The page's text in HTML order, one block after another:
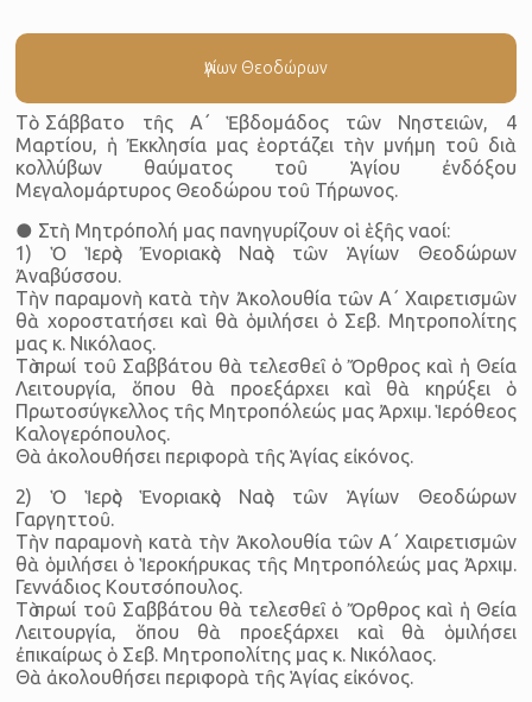
Ἁγίων Θεοδώρων
Τὸ Σάββατο τῆς Α΄ Ἑβδομάδος τῶν Νηστειῶν, 4
Μαρτίου, ἡ Ἐκκλησία μας ἑορτάζει τὴν μνήμη τοῦ διὰ
κολλύβων θαύματος τοῦ Ἁγίου ἐνδόξου
Μεγαλομάρτυρος Θεοδώρου τοῦ Τήρωνος.
● Στὴ Μητρόπολή μας πανηγυρίζουν οἱ ἑξῆς ναοί:
1) Ὁ Ἱερὸς Ἐνοριακὸς Ναὸς τῶν Ἁγίων Θεοδώρων
Ἀναβύσσου.
Τὴν παραμονὴ κατὰ τὴν Ἀκολουθία τῶν Α΄ Χαιρετισμῶν
θὰ χοροστατήσει καὶ θὰ ὁμιλήσει ὁ Σεβ. Μητροπολίτης
μας κ. Νικόλαος.
Τὸ πρωί τοῦ Σαββάτου θὰ τελεσθεῖ ὁ Ὄρθρος καὶ ἡ Θεία
Λειτουργία, ὅπου θὰ προεξάρχει καὶ θὰ κηρύξει ὁ
Πρωτοσύγκελλος τῆς Μητροπόλεώς μας Ἀρχιμ. Ἱερόθεος
Καλογερόπουλος.
Θὰ ἀκολουθήσει περιφορὰ τῆς Ἁγίας εἰκόνος.
2) Ὁ Ἱερὸς Ἑνοριακὸς Ναὸς τῶν Ἁγίων Θεοδώρων
Γαργηττοῦ.
Τὴν παραμονὴ κατὰ τὴν Ἀκολουθία τῶν Α΄ Χαιρετισμῶν
θὰ ὁμιλήσει ὁ Ἱεροκήρυκας τῆς Μητροπόλεώς μας Ἀρχιμ.
Γεννάδιος Κουτσόπουλος.
Τὸ πρωί τοῦ Σαββάτου θὰ τελεσθεῖ ὁ Ὄρθρος καὶ ἡ Θεία
Λειτουργία, ὅπου θὰ προεξάρχει καὶ θὰ ὁμιλήσει
ἐπικαίρως ὁ Σεβ. Μητροπολίτης μας κ. Νικόλαος.
Θὰ ἀκολουθήσει περιφορὰ τῆς Ἁγίας εἰκόνος.